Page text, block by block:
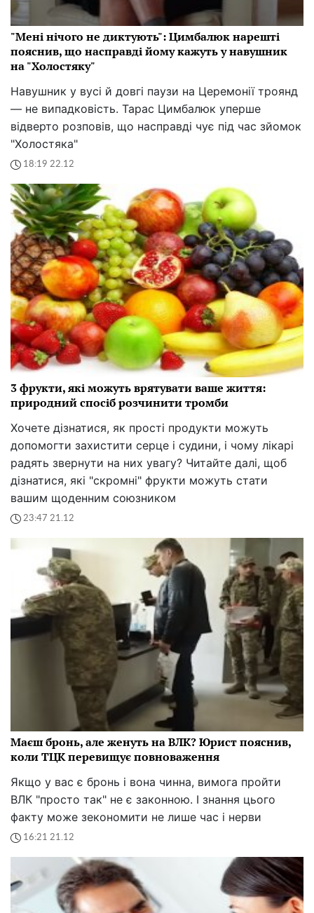
"Мені нічого не диктують": Цимбалюк нарешті
пояснив, що насправді йому кажуть у навушник
на "Холостяку"
Навушник у вусі й довгі паузи на Церемонії троянд
— не випадковість. Тарас Цимбалюк уперше
відверто розповів, що насправді чує під час зйомок
"Холостяка"
18:19 22.12
3 фрукти, які можуть врятувати ваше життя:
природний спосіб розчинити тромби
Хочете дізнатися, як прості продукти можуть
допомогти захистити серце і судини, і чому лікарі
радять звернути на них увагу? Читайте далі, щоб
дізнатися, які "скромні" фрукти можуть стати
вашим щоденним союзником
23:47 21.12
Маєш бронь, але женуть на ВЛК? Юрист пояснив,
коли ТЦК перевищує повноваження
Якщо у вас є бронь і вона чинна, вимога пройти
ВЛК "просто так" не є законною. І знання цього
факту може зекономити не лише час і нерви
16:21 21.12